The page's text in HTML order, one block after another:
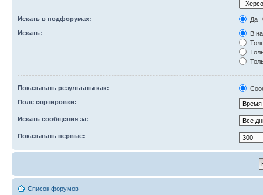
Искать в подфорумах:
Да
Искать:
В
Показывать результаты как:
Поле сортировки:
Искать сообщения за:
Показывать первые:
Список форумов